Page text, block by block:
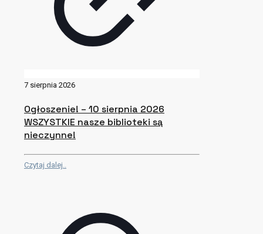
7 sierpnia 2026
Ogłoszenie! – 10 sierpnia 2026
WSZYSTKIE nasze biblioteki są
nieczynne!
Czytaj dalej..